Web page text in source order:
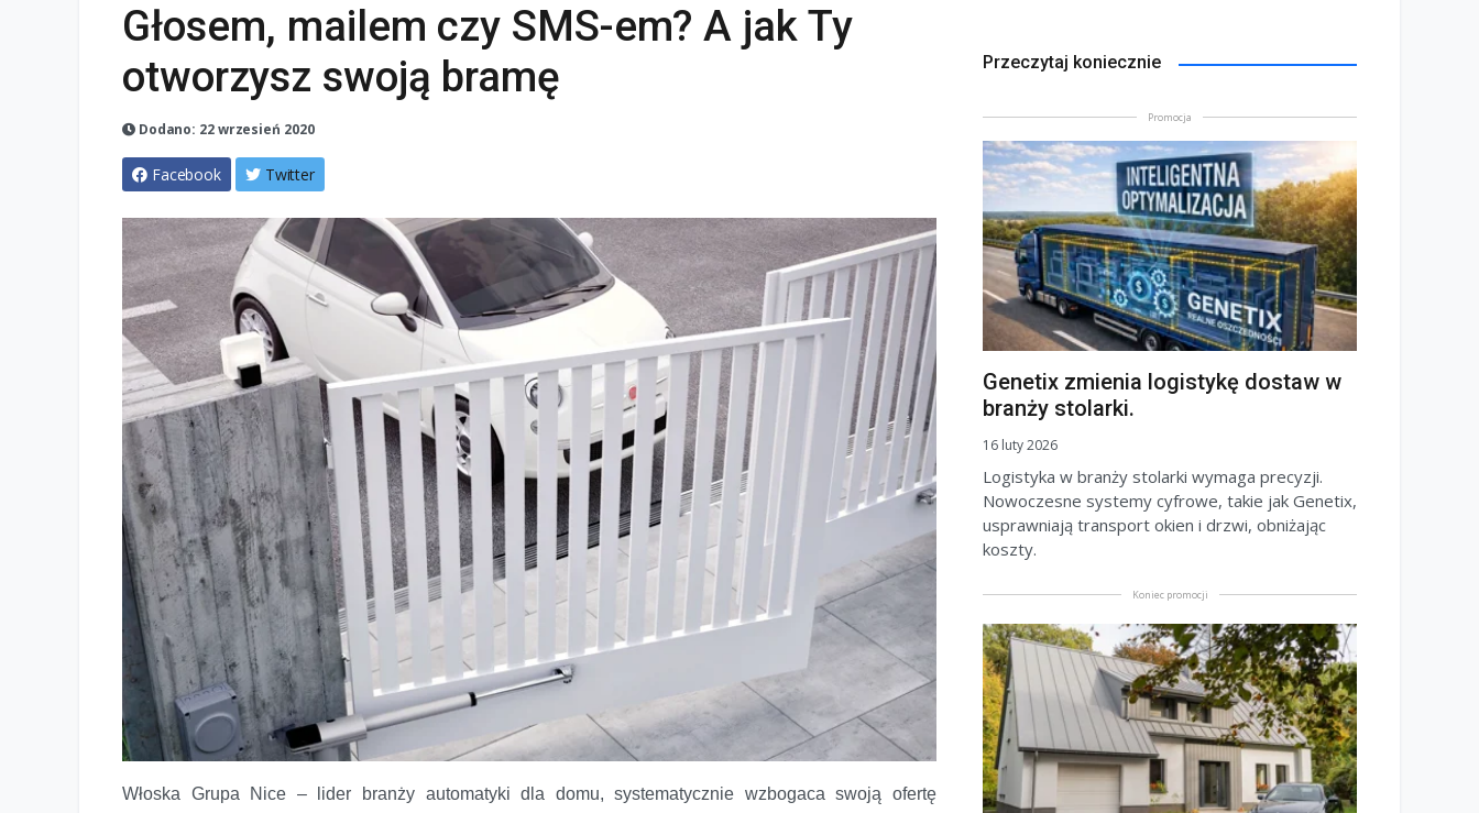
Głosem, mailem czy SMS-em? A jak Ty
otworzysz swoją bramę
Dodano: 22 wrzesień 2020
Facebook Twitter
Włoska Grupa Nice – lider branży automatyki dla domu, systematycznie wzbogaca swoją ofertę
Przeczytaj koniecznie
Promocja
Genetix zmienia logistykę dostaw w
branży stolarki.
16 luty 2026
Logistyka w branży stolarki wymaga precyzji.
Nowoczesne systemy cyfrowe, takie jak Genetix,
usprawniają transport okien i drzwi, obniżając
koszty.
Koniec promocji